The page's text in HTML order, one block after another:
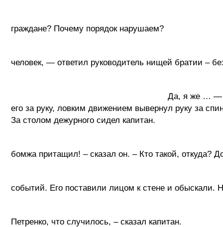
граждане? Почему порядок нарушаем?
человек, — ответил руководитель нищей братии –
Да, я же … — попытался возразить
его за руку, ловким движением вывернул руку за
За столом дежурного сидел капитан.
бомжа притащил! – сказал он. – Кто
событий. Его поставили лицом к стене и обыскали.
Петренко, что случилось, – сказал капитан.